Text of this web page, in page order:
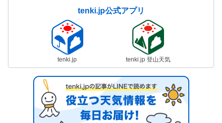
tenki.jp公式アプリ
tenki.jp tenki.jp 登山天気